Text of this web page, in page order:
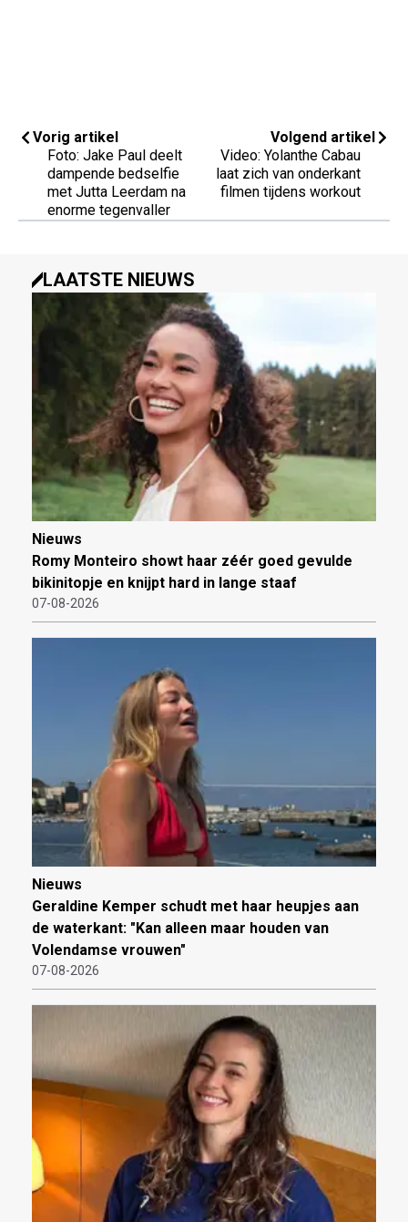
Vorig artikel
Foto: Jake Paul deelt
dampende bedselfie
met Jutta Leerdam na
enorme tegenvaller
Volgend artikel
Video: Yolanthe Cabau
laat zich van onderkant
filmen tijdens workout
LAATSTE NIEUWS
Nieuws
Romy Monteiro showt haar zéér goed gevulde
bikinitopje en knijpt hard in lange staaf
07-08-2026
Nieuws
Geraldine Kemper schudt met haar heupjes aan
de waterkant: "Kan alleen maar houden van
Volendamse vrouwen"
07-08-2026